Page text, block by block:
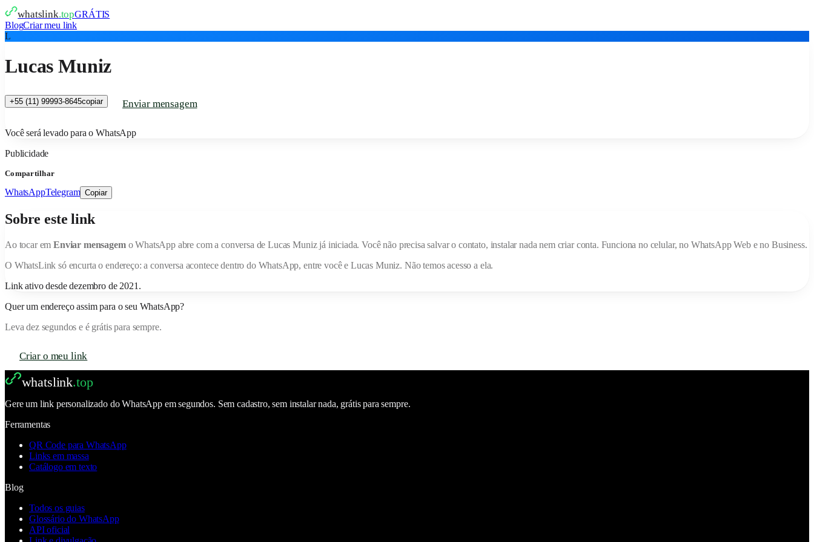
whatslink.topGRÁTIS
BlogCriar meu link
L
Lucas Muniz
+55 (11) 99993-8645copiar Enviar mensagem
Você será levado para o WhatsApp
Publicidade
Compartilhar
WhatsAppTelegram Copiar
Sobre este link
Ao tocar emEnviar mensagem o WhatsApp abre com a conversa deLucas Munizjá iniciada. Você não precisa salvar o contato, instalar nada nem criar conta. Funciona no celular, no WhatsApp Web e no Business.
O WhatsLink só encurta o endereço: a conversa acontece dentro do WhatsApp, entre você e Lucas Muniz. Não temos acesso a ela.
Link ativo desde dezembro de 2021 .
Quer um endereço assim para o seu WhatsApp?
Leva dez segundos e é grátis para sempre.
Criar o meu link
whatslink.top
Gere um link personalizado do WhatsApp em segundos. Sem cadastro, sem instalar nada, grátis para sempre.
Ferramentas
QR Code para WhatsApp
Links em massa
Catálogo em texto
Blog
Todos os guias
Glossário do WhatsApp
API oficial